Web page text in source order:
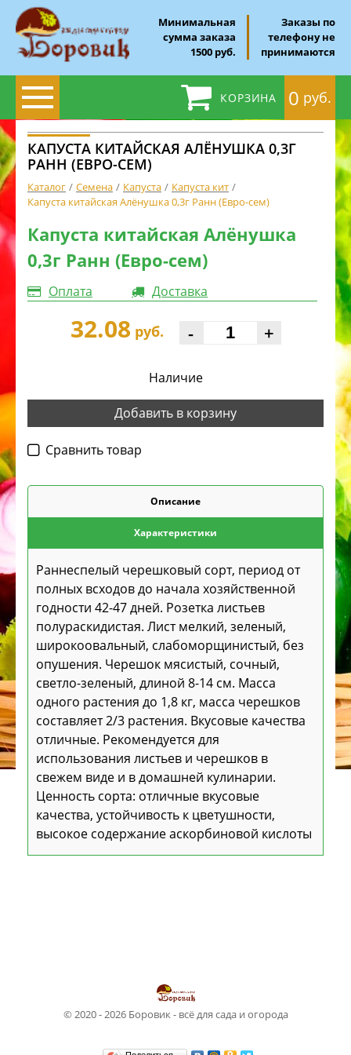
Минимальная
сумма заказа
1500 руб.
Заказы по
телефону не
принимаются
КОРЗИНА 0 руб.
КАПУСТА КИТАЙСКАЯ АЛЁНУШКА 0,3Г
РАНН (ЕВРО-СЕМ)
Каталог Семена Капуста
Капуста кит
Капуста китайская Алёнушка 0,3г Ранн (Евро-сем)
Капуста китайская Алёнушка
0,3г Ранн (Евро-сем)
Оплата Доставка
32.08 руб. - +
Наличие
Добавить в корзину
Cравнить товар
Описание
Характеристики
Раннеспелый черешковый сорт, период от
полных всходов до начала хозяйственной
годности 42-47 дней. Розетка листьев
полураскидистая. Лист мелкий, зеленый,
широкоовальный, слабоморщинистый, без
опушения. Черешок мясистый, сочный,
светло-зеленый, длиной 8-14 см. Масса
одного растения до 1,8 кг, масса черешков
составляет 2/3 растения. Вкусовые качества
отличные. Рекомендуется для
использования листьев и черешков в
свежем виде и в домашней кулинарии.
Ценность сорта: отличные вкусовые
качества, устойчивость к цветушности,
высокое содержание аскорбиновой кислоты
© 2020 - 2026 Боровик - всё для сада и огорода